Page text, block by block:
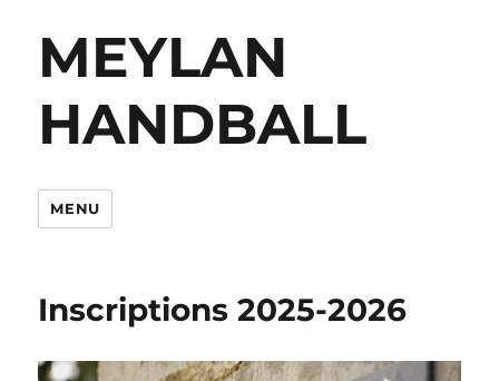
MEYLAN
HANDBALL
MENU
Inscriptions 2025-2026